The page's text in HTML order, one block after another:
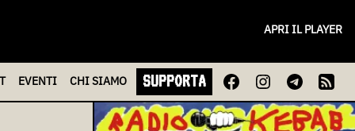
APRI IL PLAYER
EVENTI CHISIAMO SUPPORTA